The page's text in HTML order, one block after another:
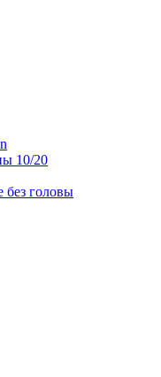
10/20
без головы